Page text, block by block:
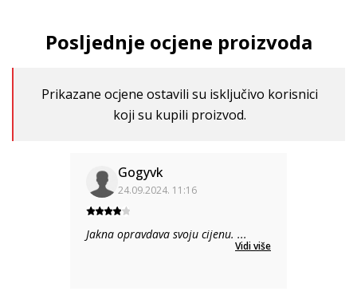
Posljednje ocjene proizvoda
Prikazane ocjene ostavili su isključivo korisnici
koji su kupili proizvod.
Gogyvk
24.09.2024. 11:16
Jakna opravdava svoju cijenu. ...
Vidi više